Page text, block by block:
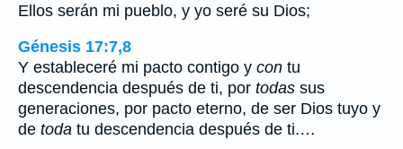
Ellos serán mi pueblo, y yo seré su Dios;
Génesis 17:7,8
Y estableceré mi pacto contigo y con tu
descendencia después de ti, por todas sus
generaciones, por pacto eterno, de ser Dios tuyo y
de toda tu descendencia después de ti.…